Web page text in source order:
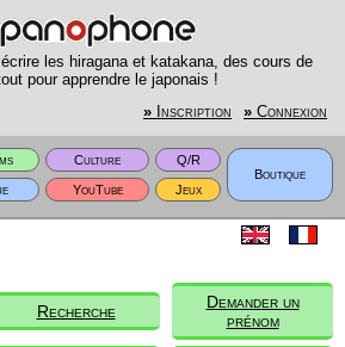
les hiragana et katakana, des cours de
pour apprendre le japonais !
» Inscription » Connexion
Culture
Q/R
Boutique
YouTube Jeux
Recherche
Demander un
prénom